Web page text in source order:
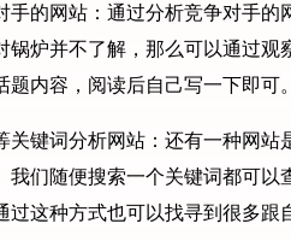
手的网站：通过分析竞争对手的
锅炉并不了解，那么可以通过
题内容，阅读后自己写一下即可。
关键词分析网站：还有一种网站
我们随便搜索一个关键词都可以
过这种方式也可以找寻到很多跟